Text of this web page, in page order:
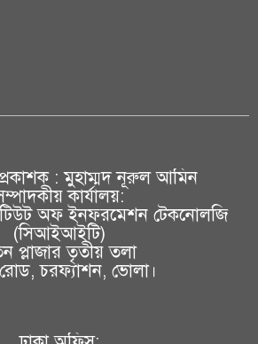
: মুহাম্মদ নূরুল আমিন
কার্যালয়:
অফ ইনফরমেশন টেকনোলজি
(সিআইআইটি)
প্লাজার তৃতীয় তলা
চরফ্যাশন, ভোলা।